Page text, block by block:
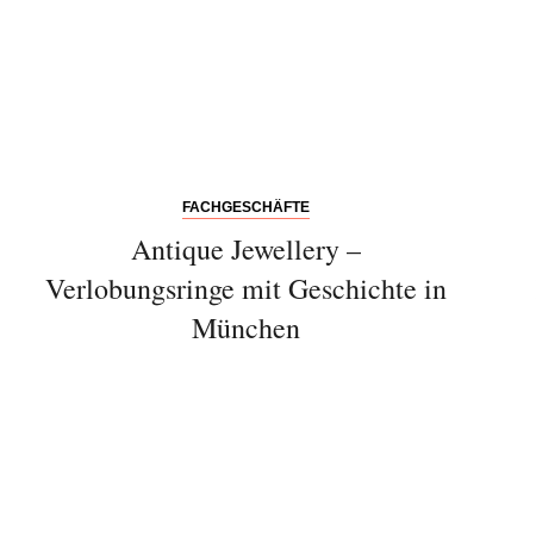
FACHGESCHÄFTE
Antique Jewellery –
Verlobungsringe mit Geschichte in
München
unseren Newsletter
Entdecken Sie jede Woche neue schöne
Orte, handverlesene Geheimtipps und
einzigartige Reisen.